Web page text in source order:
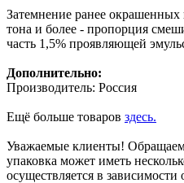
Затемнение ранее
тона и более - пропорция
часть 1,5% проявляющей
Дополнительно:
Производитель: Россия
Ещё больше товаров здесь.
Уважаемые клиенты!
упаковка может иметь
осуществляется в зависимости